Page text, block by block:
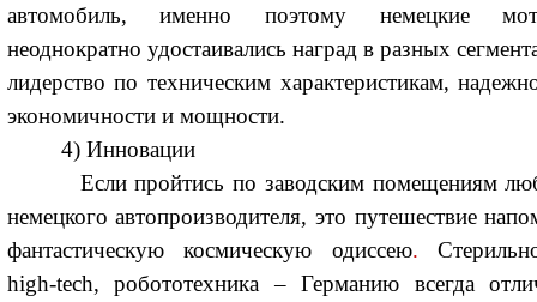
автомобиль, именно поэтому немецкие
неоднократно удостаивались наград в разных
лидерство по техническим характеристикам,
экономичности и мощности.
4) Инновации
Если пройтись по заводским помещениям
немецкого автопроизводителя, это путешествие
фантастическую космическую одиссею.
high-tech, робототехника – Германию всегда